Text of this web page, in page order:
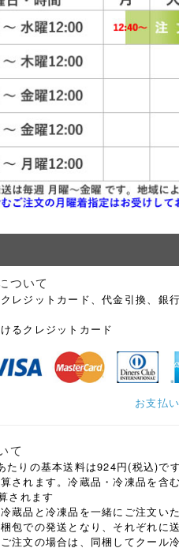
ついて
レジットカード、代金引換、銀
るクレジットカード
お支払
て
たりの基本送料は924円(税込)で
されます。冷蔵品・冷凍品を含
されます
蔵品と冷凍品を一緒にご注文い
包での発送となり、それぞれに
注文の場合は、同梱してクール